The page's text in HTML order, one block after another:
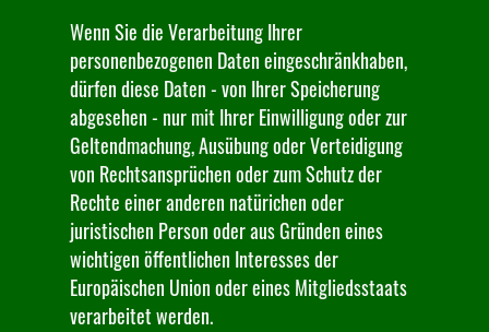
Wenn Sie die Verarbeitung Ihrer
personenbezogenen Daten eingeschränkhaben,
dürfen diese Daten - von Ihrer Speicherung
abgesehen - nur mit Ihrer Einwilligung oder zur
Geltendmachung, Ausübung oder Verteidigung
von Rechtsansprüchen oder zum Schutz der
Rechte einer anderen natürichen oder
juristischen Person oder aus Gründen eines
wichtigen öffentlichen Interesses der
Europäischen Union oder eines Mitgliedsstaats
verarbeitet werden.